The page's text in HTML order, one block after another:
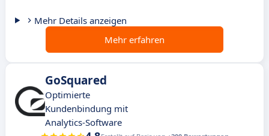
Mehr Details anzeigen
Mehr erfahren
GoSquared
Optimierte
Kundenbindung mit
Analytics-Software